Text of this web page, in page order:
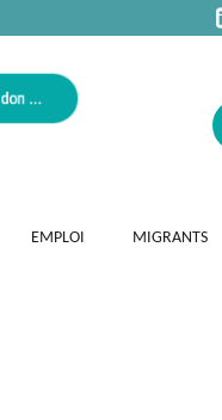
EMPLOI MIGRANTS